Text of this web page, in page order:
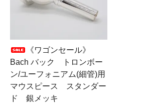
《ワゴンセール》
Bach バック トロンボー
ン/ユーフォニアム(細管)用
マウスピース スタンダー
ド 銀メッキ